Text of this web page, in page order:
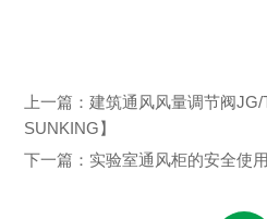
上一篇： 建筑通风风量调节阀
SUNKING】
下一篇： 实验室通风柜的安全使